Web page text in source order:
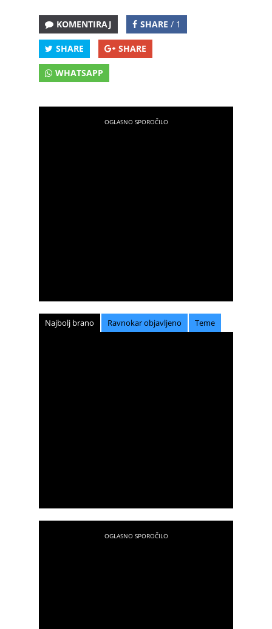
KOMENTIRAJ SHARE / 1
SHARE SHARE
WHATSAPP
Najbolj brano Ravnokar objavljeno Teme